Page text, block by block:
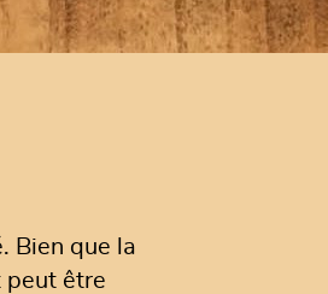
Bien que la
peut être